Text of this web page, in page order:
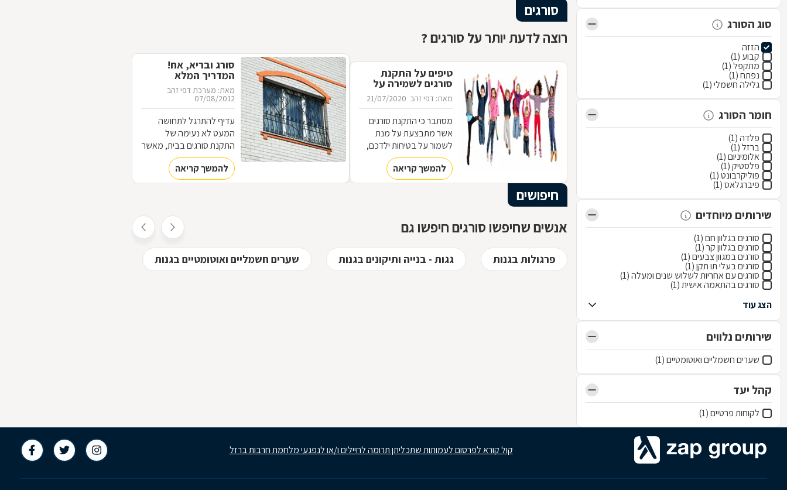
סוג הסורג
הזזה
קבוע (1)
מתקפל (1)
נפתח (1)
גלילה חשמלי (1)
חומר הסורג
פלדה (1)
ברזל (1)
אלומיניום (1)
פלסטיק (1)
פוליקרבונט (1)
פיברגלאס (1)
שירותים מיוחדים
סורגים בגלוון חם (1)
סורגים בגלוון קר (1)
סורגים במגוון צבעים (1)
סורגים בעלי תו תקן (1)
סורגים עם אחריות לשלוש שנים ומעלה (1)
סורגים בהתאמה אישית (1)
הצג עוד
שירותים נלווים
שערים חשמליים ואוטומטיים (1)
קהל יעד
לקוחות פרטיים (1)
סורגים
רוצה לדעת יותר על סורגים ?
טיפים על התקנת
סורגים לשמירה על
ילדים
מאת: דפי זהב 21/07/2020
מסתבר כי התקנת סורגים
אשר מתבצעת על מנת
לשמור על בטיחות ילדכם,
יכולה להיות שונה מהסורגים
שתבחרו להתקין כדי למנוע
מפורצים להיכנס לביתכם.
סורגים מגולוונים? כיצד ניתן
הסורגים? כל הטיפים
לפניכם
להמשך קריאה
סורג ובריא, אח!
המדריך המלא
לסורגים
מאת: מערכת דפי זהב
07/08/2012
עדיף להתרגל לתחושה
המעט לא נעימה של
התקנת סורגים בבית, מאשר
להתרגל לתחושה המאוד
לא נעימה של פריצה לבית.
כל מה שחשוב לדעת על
להמשך קריאה
חיפושים
אנשים שחיפשו סורגים חיפשו גם
פרגולות בגנות גגות - בנייה ותיקונים בגנות שערים חשמליים ואוטומטיים בגנות
קול קורא לפרסום לעמותות שתכליתן תרומה לחיילים ו/או לנפגעי מלחמת חרבות ברזל